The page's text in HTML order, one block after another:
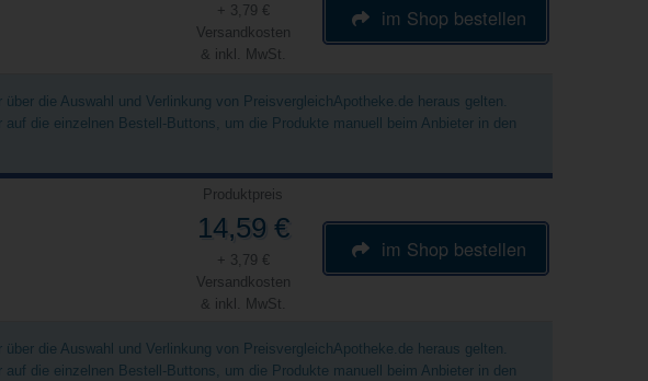
+ 3,79 €
Versandkosten
& inkl. MwSt.
im Shop bestellen
die Auswahl und Verlinkung von PreisvergleichApotheke.de heraus gelten.
die einzelnen Bestell-Buttons, um die Produkte manuell beim Anbieter in den
Produktpreis
14,59 €
+ 3,79 €
Versandkosten
& inkl. MwSt.
im Shop bestellen
die Auswahl und Verlinkung von PreisvergleichApotheke.de heraus gelten.
die einzelnen Bestell-Buttons, um die Produkte manuell beim Anbieter in den